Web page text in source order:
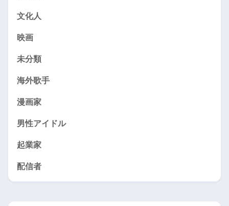
文化人
映画
未分類
海外歌手
漫画家
男性アイドル
起業家
配信者